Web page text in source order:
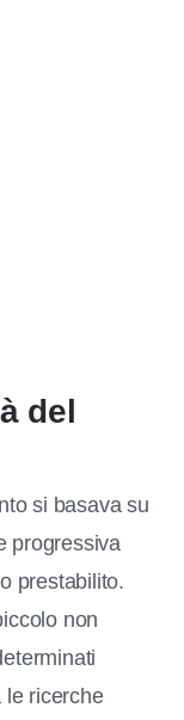
del
si basava su
progressiva
prestabilito.
non
le ricerche